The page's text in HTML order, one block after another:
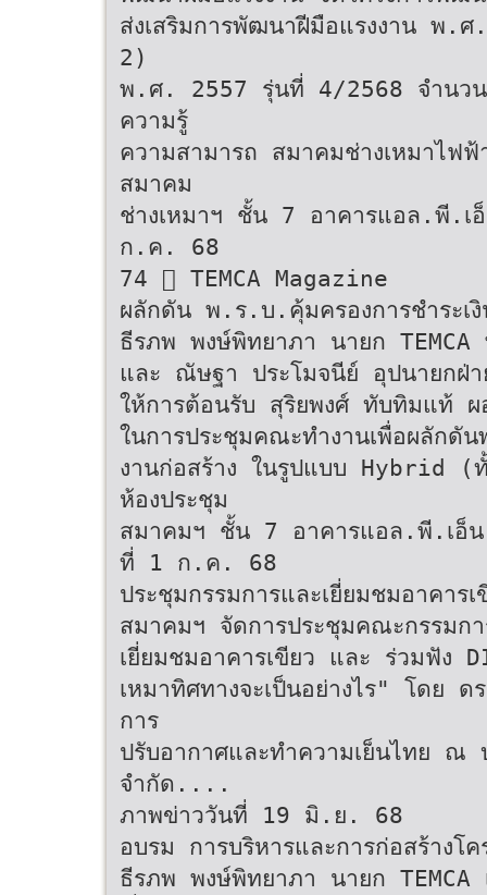
ส่งเสริมการพัฒนาฝีมือแรงงาน พ.
2)
พ.ศ. 2557 รุ่นที่ 4/2568 จำนวน
ความรู้
ความสามารถ สมาคมช่างเหมาไฟ
สมาคม
ช่างเหมาฯ ชั้น 7 อาคารแอล.พี.
ก.ค. 68
74  TEMCA Magazine
ผลักดัน พ.ร.บ.คุ้มครองการชำระเ
ธีรภพ พงษ์พิทยาภา นายก
และ ณัษฐา ประโมจนีย์ อุปนายกฝ่า
ให้การต้อนรับ สุริยพงศ์ ทับทิมแท้
ในการประชุมคณะทำงานเพื่อผลักดั
งานก่อสร้าง ในรูปแบบ
ห้องประชุม
สมาคมฯ ชั้น 7 อาคารแอล.พี.เอ็
ที่ 1 ก.ค. 68
ประชุมกรรมการและเยี่ยมชมอาคารเ
สมาคมฯ จัดการประชุมคณะกรรมก
เยี่ยมชมอาคารเขียว และ ร่วมฟัง
เหมาทิศทางจะเป็นอย่างไร" โดย
การ
ปรับอากาศและทำความเย็นไทย ณ
จำกัด....
ภาพข่าววันที่ 19 มิ.ย. 68
อบรม การบริหารและการก่อสร้าง
ธีรภพ พงษ์พิทยาภา นายก TEMCA